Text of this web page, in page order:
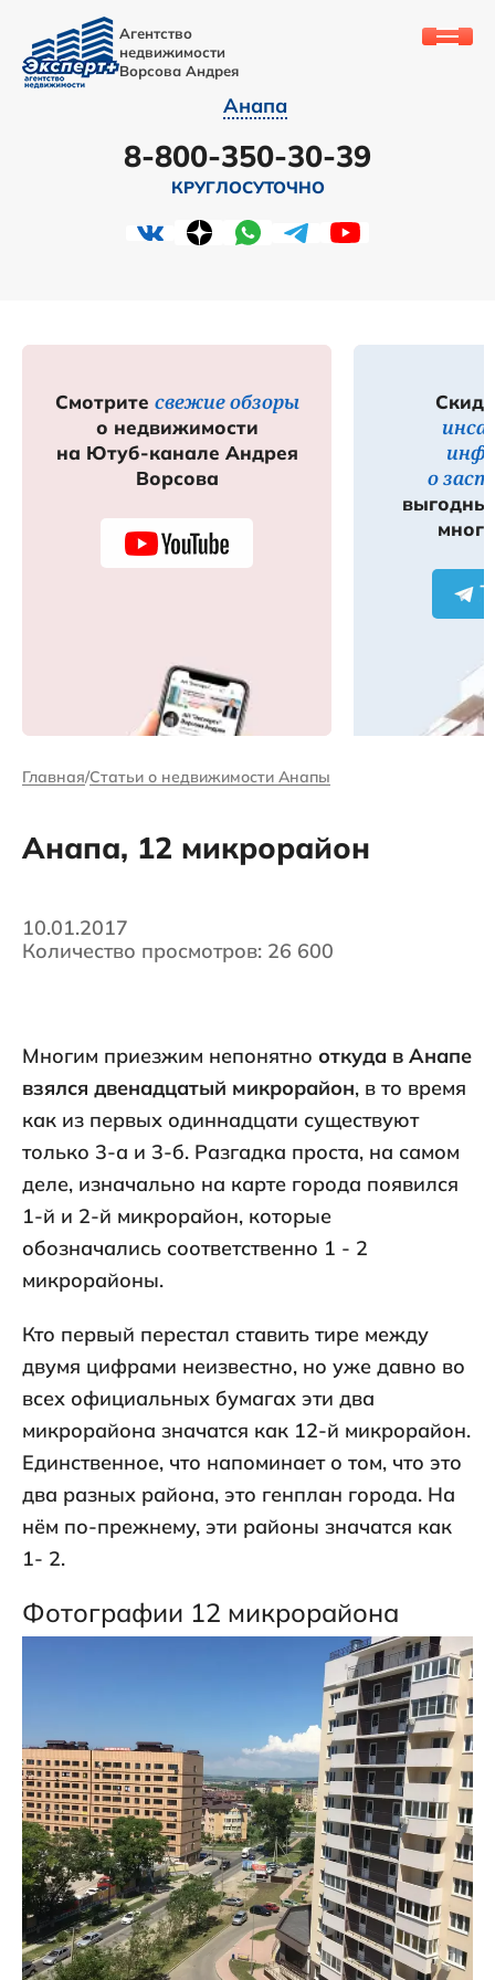
Агентство
недвижимости
Ворсова Андрея
Анапа
8-800-350-30-39
КРУГЛОСУТОЧНО
Смотрите свежие обзоры
о недвижимости
на Ютуб-канале Андрея
Ворсова
о
Главная Статьи о недвижимости Анапы
Анапа, 12 микрорайон
10.01.2017
Количество просмотров: 26 600
Многим приезжим непонятно откуда в Анапе
взялся двенадцатый микрорайон, в то время
как из первых одиннадцати существуют
только 3-а и 3-б. Разгадка проста, на самом
деле, изначально на карте города появился
1-й и 2-й микрорайон, которые
обозначались соответственно 1 - 2
микрорайоны.
Кто первый перестал ставить тире между
двумя цифрами неизвестно, но уже давно во
всех официальных бумагах эти два
микрорайона значатся как 12-й микрорайон.
Единственное, что напоминает о том, что это
два разных района, это генплан города. На
нём по-прежнему, эти районы значатся как
1- 2.
Фотографии 12 микрорайона